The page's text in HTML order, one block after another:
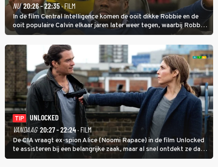
NU 20:26 - 22:35· FILM
In de film Central Intelligence komen de ooit dikke Robbie en de
ooit populaire Calvin elkaar jaren later weer tegen, waarbij Robbie,
inmiddels supergespierd en werkzaam voor de CIA, Calvins hulp
goed kan gebruiken.
TIP
UNLOCKED
VANDAAG 20:27 - 22:24· FILM
De CIA vraagt ex-spion Alice (Noomi Rapace) in de film Unlocked
te assisteren bij een belangrijke zaak, maar al snel ontdekt ze dat
degene die haar aanstelde kwade bedoelingen heeft.